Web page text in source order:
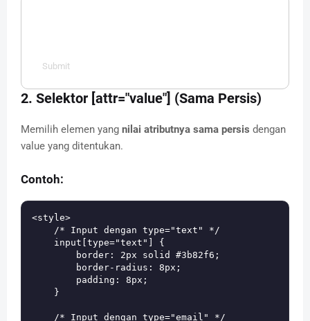
Submit
2. Selektor [attr="value"] (Sama Persis)
Memilih elemen yang nilai atributnya sama persis dengan
value yang ditentukan.
Contoh:
<style>